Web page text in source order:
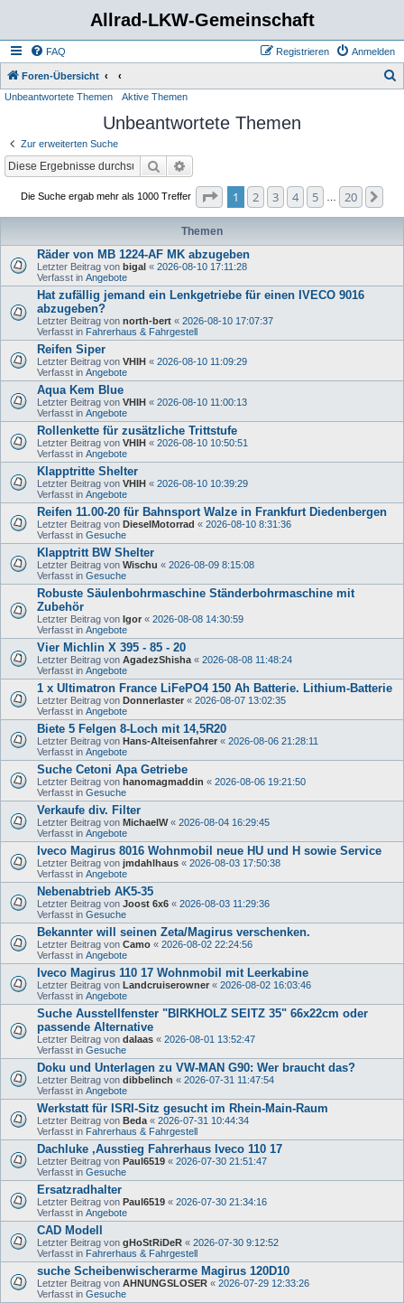
Allrad-LKW-Gemeinschaft
FAQ Anmelden
Registrieren
Foren-Übersicht
Unbeantwortete Themen Aktive Themen
Unbeantwortete Themen
Zur erweiterten Suche
Suche
Die Suche ergab mehr als 1000 Treffer Seite von
1 2 3 4 5 20
Themen
Räder von MB 1224-AF MK abzugeben
Letzter Beitrag von bigal « 2026-08-10 17:11:28
Verfasst in Angebote
Hat zufällig jemand ein Lenkgetriebe für einen IVECO 9016
abzugeben?
Letzter Beitrag von north-bert « 2026-08-10 17:07:37
Verfasst in Fahrerhaus & Fahrgestell
Reifen Siper
Letzter Beitrag von VHIH « 2026-08-10 11:09:29
Verfasst in Angebote
Aqua Kem Blue
Letzter Beitrag von VHIH « 2026-08-10 11:00:13
Verfasst in Angebote
Rollenkette für zusätzliche Trittstufe
Letzter Beitrag von VHIH « 2026-08-10 10:50:51
Verfasst in Angebote
Klapptritte Shelter
Letzter Beitrag von VHIH « 2026-08-10 10:39:29
Verfasst in Angebote
Reifen 11.00-20 für Bahnsport Walze in Frankfurt Diedenbergen
Letzter Beitrag von DieselMotorrad « 2026-08-10 8:31:36
Verfasst in Gesuche
Klapptritt BW Shelter
Letzter Beitrag von Wischu « 2026-08-09 8:15:08
Verfasst in Gesuche
Robuste Säulenbohrmaschine Ständerbohrmaschine mit
Zubehör
Letzter Beitrag von Igor « 2026-08-08 14:30:59
Verfasst in Angebote
Vier Michlin X 395 - 85 - 20
Letzter Beitrag von AgadezShisha « 2026-08-08 11:48:24
Verfasst in Angebote
1 x Ultimatron France LiFePO4 150 Ah Batterie. Lithium-Batterie
Letzter Beitrag von Donnerlaster « 2026-08-07 13:02:35
Verfasst in Angebote
Biete 5 Felgen 8-Loch mit 14,5R20
Letzter Beitrag von Hans-Alteisenfahrer « 2026-08-06 21:28:11
Verfasst in Angebote
Suche Cetoni Apa Getriebe
Letzter Beitrag von hanomagmaddin « 2026-08-06 19:21:50
Verfasst in Gesuche
Verkaufe div. Filter
Letzter Beitrag von MichaelW« 2026-08-04 16:29:45
Verfasst in Angebote
Iveco Magirus 8016 Wohnmobil neue HU und H sowie Service
Letzter Beitrag von jmdahlhaus « 2026-08-03 17:50:38
Verfasst in Angebote
Nebenabtrieb AK5-35
Letzter Beitrag von Joost 6x6 « 2026-08-03 11:29:36
Verfasst in Gesuche
Bekannter will seinen Zeta/Magirus verschenken.
Letzter Beitrag von Camo « 2026-08-02 22:24:56
Verfasst in Angebote
Iveco Magirus 110 17 Wohnmobil mit Leerkabine
Letzter Beitrag von Landcruiserowner « 2026-08-02 16:03:46
Verfasst in Angebote
Suche Ausstellfenster "BIRKHOLZ SEITZ 35" 66x22cm oder
passende Alternative
Letzter Beitrag von dalaas « 2026-08-01 13:52:47
Verfasst in Gesuche
Doku und Unterlagen zu VW-MAN G90: Wer braucht das?
Letzter Beitrag von dibbelinch « 2026-07-31 11:47:54
Verfasst in Angebote
Werkstatt für ISRI-Sitz gesucht im Rhein-Main-Raum
Letzter Beitrag von Beda « 2026-07-31 10:44:34
Verfasst in Fahrerhaus & Fahrgestell
Dachluke ,Ausstieg Fahrerhaus Iveco 110 17
Letzter Beitrag von Paul6519 « 2026-07-30 21:51:47
Verfasst in Gesuche
Ersatzradhalter
Letzter Beitrag von Paul6519 « 2026-07-30 21:34:16
Verfasst in Angebote
CAD Modell
Letzter Beitrag von gHoStRiDeR « 2026-07-30 9:12:52
Verfasst in Fahrerhaus & Fahrgestell
suche Scheibenwischerarme Magirus 120D10
Letzter Beitrag von AHNUNGSLOSER « 2026-07-29 12:33:26
Verfasst in Gesuche